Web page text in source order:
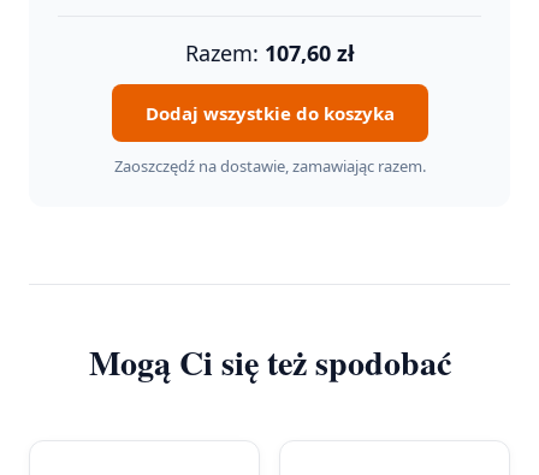
Razem: 107,60 zł
Dodaj wszystkie do koszyka
Zaoszczędź na dostawie, zamawiając razem.
Mogą Ci się też spodobać